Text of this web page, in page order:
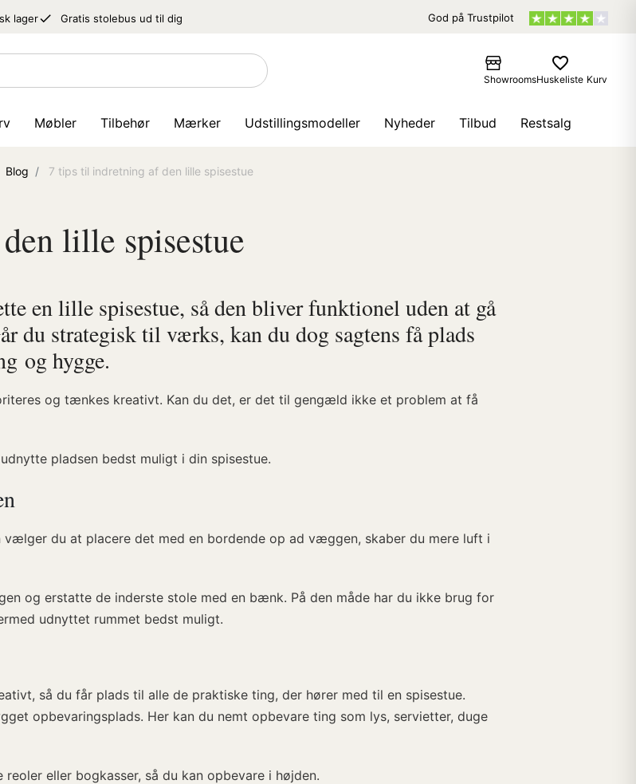
lagerdone Gratis stolebus ud til dig God på Trustpilot
ShowroomsHuskeliste
favorite_border
Kurv
Møbler Tilbehør Mærker Udstillingsmodeller Nyheder Tilbud Restsalg
Blog 7 tips til indretning af den lille spisestue
lille spisestue
en lille spisestue, så den bliver funktionel uden at gå
du strategisk til værks, kan du dog sagtens få plads
og hygge.
og tænkes kreativt. Kan du det, er det til gengæld ikke et problem at få
pladsen bedst muligt i din spisestue.
du at placere det med en bordende op ad væggen, skaber du mere luft i
og erstatte de inderste stole med en bænk. På den måde har du ikke brug for
udnyttet rummet bedst muligt.
så du får plads til alle de praktiske ting, der hører med til en spisestue.
opbevaringsplads. Her kan du nemt opbevare ting som lys, servietter, duge
eller bogkasser, så du kan opbevare i højden.